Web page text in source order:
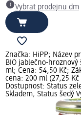
Vybrat prodejnu dm
Značka: HiPP; Název
BIO jablečno-hroznový
ml; Cena: 54,50 Kč;
cena: 200 ml (27,25 Kč
Dostupnost: Status
Skladem, Status šedý